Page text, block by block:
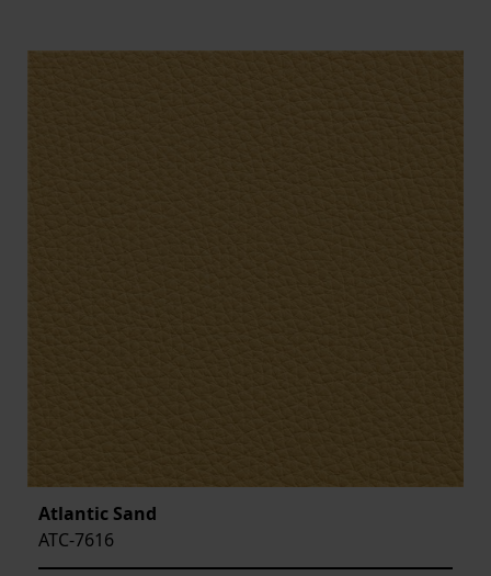
Atlantic Sand
ATC-7616